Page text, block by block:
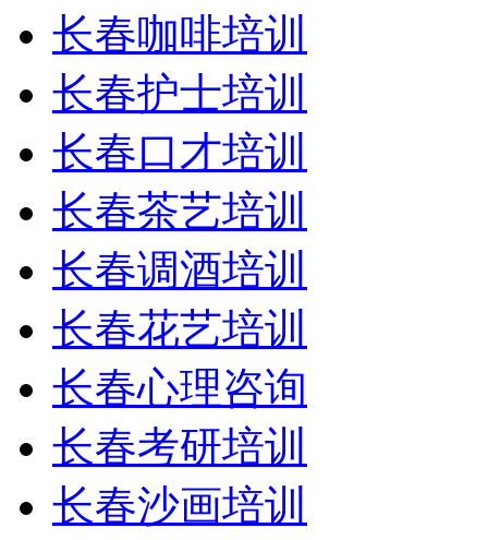
长春咖啡培训
长春护士培训
长春口才培训
长春茶艺培训
长春调酒培训
长春花艺培训
长春心理咨询
长春考研培训
长春沙画培训